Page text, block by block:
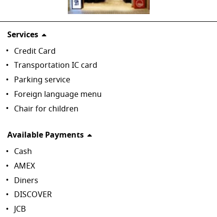
Services
Credit Card
Transportation IC card
Parking service
Foreign language menu
Chair for children
Available Payments
Cash
AMEX
Diners
DISCOVER
JCB